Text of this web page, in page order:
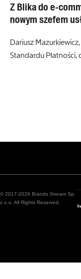
Z Blika do e-
nowym szefem
Dariusz
Standardu
© 2017-2026 Brands Stream Sp.
z o.o. All Rights Reserved.